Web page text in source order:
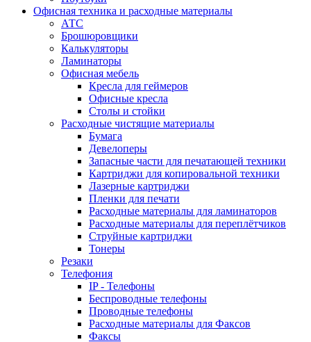
Офисная техника и расходные материалы
АТС
Брошюровщики
Калькуляторы
Ламинаторы
Офисная мебель
Кресла для геймеров
Офисные кресла
Столы и стойки
Расходные чистящие материалы
Бумага
Девелоперы
Запасные части для печатающей техники
Картриджи для копировальной техники
Лазерные картриджи
Пленки для печати
Расходные материалы для ламинаторов
Расходные материалы для переплётчиков
Струйные картриджи
Тонеры
Резаки
Телефония
IP - Телефоны
Беспроводные телефоны
Проводные телефоны
Расходные материалы для Факсов
Факсы